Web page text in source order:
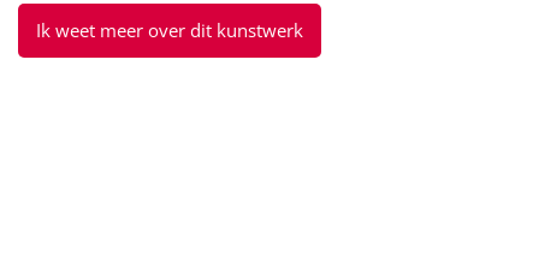
Ik weet meer over dit kunstwerk